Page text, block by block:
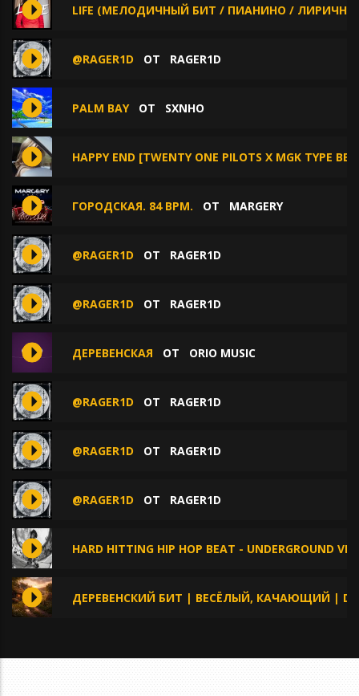
LIFE (МЕЛОДИЧНЫЙ БИТ / ПИАНИНО / ЛИРИЧНЫЙ
@RAGER1D ОТ RAGER1D
PALM BAYОТ SXNHO
HAPPY END [TWENTY ONE PILOTS X MGK TYPE
ГОРОДСКАЯ. 84 BPM. ОТ MARGERY
@RAGER1D ОТ RAGER1D
@RAGER1D ОТ RAGER1D
ДЕРЕВЕНСКАЯ ОТ ORIO MUSIC
@RAGER1D ОТ RAGER1D
@RAGER1D ОТ RAGER1D
@RAGER1D ОТ RAGER1D
HARD HITTING HIP HOP BEAT - UNDERGROUND
ДЕРЕВЕНСКИЙ БИТ | ВЕСЁЛЫЙ, КАЧАЮЩИЙ |